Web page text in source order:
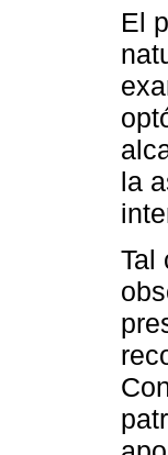
El
la
Tal